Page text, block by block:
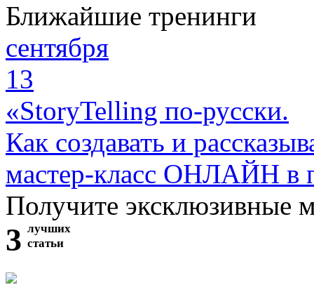
Ближайшие тренинги
сентября
13
«StoryTelling по-русски.
Как создавать и
мастер-класс ОНЛАЙН в
Получите эксклюзивные
3 лучших
статьи